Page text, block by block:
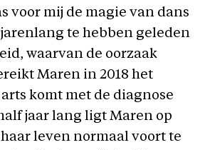
voor mij de magie van dans
jarenlang te hebben geleden
waarvan de oorzaak
Maren in 2018 het
komt met de diagnose
jaar lang ligt Maren op
leven normaal voort te